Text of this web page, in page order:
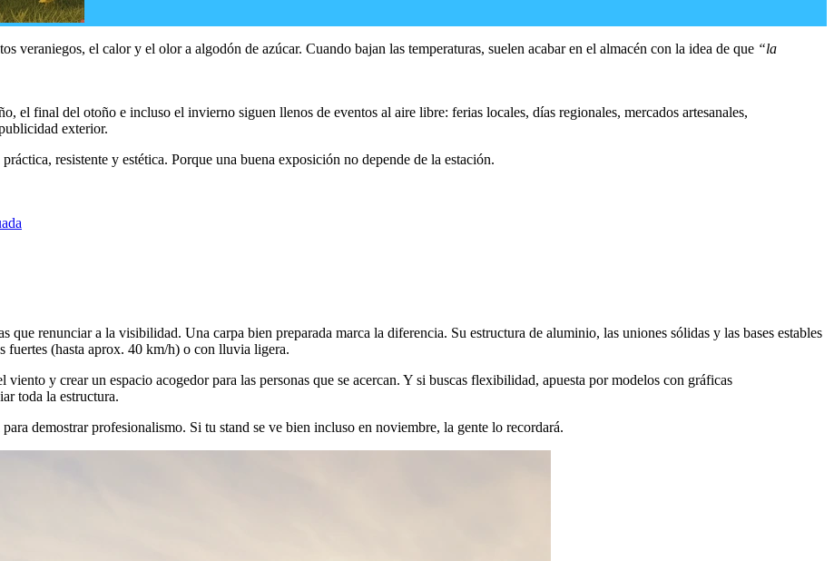
veraniegos, el calor y el olor a algodón de azúcar. Cuando bajan las temperaturas, suelen acabar en el almacén con la idea de que “la
el final del otoño e incluso el invierno siguen llenos de eventos al aire libre: ferias locales, días regionales, mercados artesanales,
exterior.
resistente y estética. Porque una buena exposición no depende de la estación.
renunciar a la visibilidad. Una carpa bien preparada marca la diferencia. Su estructura de aluminio, las uniones sólidas y las bases estables
fuertes (hasta aprox. 40 km/h) o con lluvia ligera.
y crear un espacio acogedor para las personas que se acercan. Y si buscas flexibilidad, apuesta por modelos con gráficas
toda la estructura.
demostrar profesionalismo. Si tu stand se ve bien incluso en noviembre, la gente lo recordará.